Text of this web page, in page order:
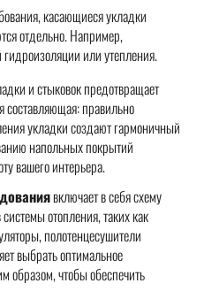
касающиеся укладки
отдельно. Например,
или утепления.
и стыковок предотвращает
составляющая: правильно
укладки создают гармоничный
напольных покрытий
вашего интерьера.
включает в себя схему
отопления, таких как
полотенцесушители
выбрать оптимальное
образом, чтобы обеспечить